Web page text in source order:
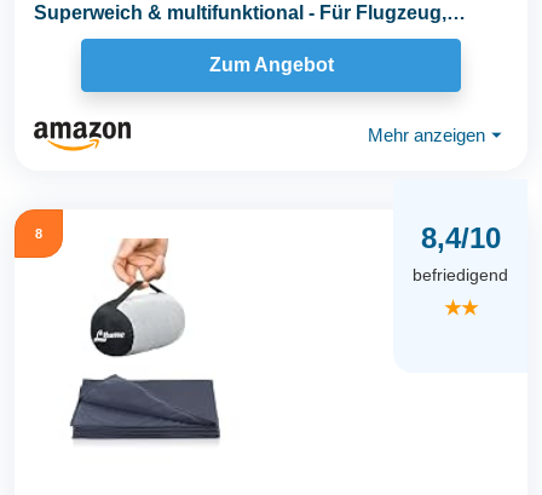
Superweich & multifunktional - Für Flugzeug,
Auto...
Zum Angebot
Mehr anzeigen ⏷
8 8,4/10
befriedigend
★★